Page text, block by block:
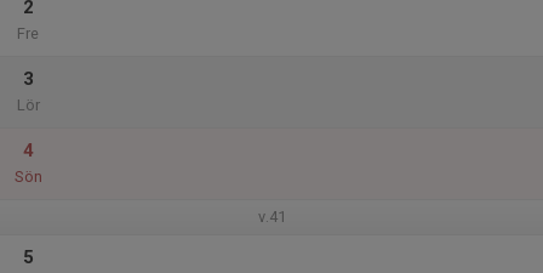
2
Fre
3
Lör
4
Sön
v.41
5